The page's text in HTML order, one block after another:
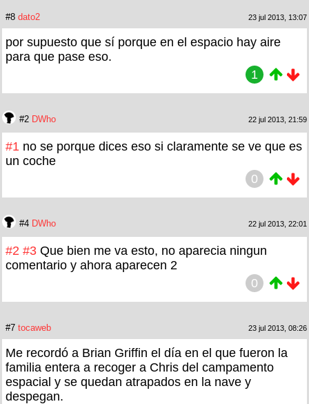
#8 dato2 23 jul 2013, 13:07
por supuesto que sí porque en el espacio hay aire
para que pase eso.
1
#2 DWho 22 jul 2013, 21:59
#1 no se porque dices eso si claramente se ve que es
un coche
0
#4 DWho 22 jul 2013, 22:01
#2 #3 Que bien me va esto, no aparecia ningun
comentario y ahora aparecen 2
0
#7 tocaweb 23 jul 2013, 08:26
Me recordó a Brian Griffin el día en el que fueron la
familia entera a recoger a Chris del campamento
espacial y se quedan atrapados en la nave y
despegan.